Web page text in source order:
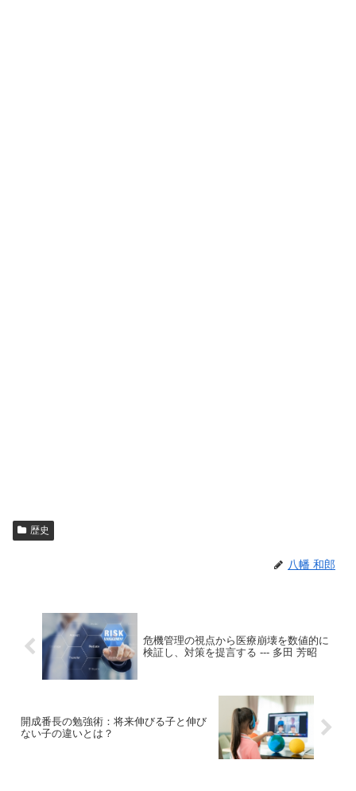
歴史
八幡 和郎
危機管理の視点から医療崩壊を数値的に
検証し、対策を提言する --- 多田 芳昭
開成番長の勉強術：将来伸びる子と伸び
ない子の違いとは？